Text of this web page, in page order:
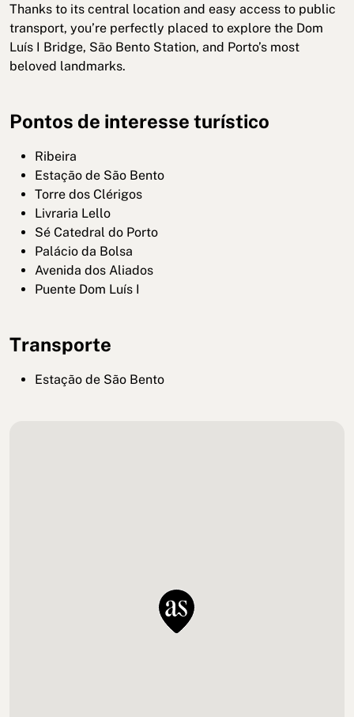
Thanks to its central location and easy access to public
transport, you’re perfectly placed to explore the Dom
Luís I Bridge, São Bento Station, and Porto’s most
beloved landmarks.
Pontos de interesse turístico
Ribeira
Estação de São Bento
Torre dos Clérigos
Livraria Lello
Sé Catedral do Porto
Palácio da Bolsa
Avenida dos Aliados
Puente Dom Luís I
Transporte
Estação de São Bento